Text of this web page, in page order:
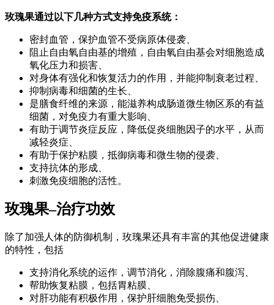
玫瑰果通过以下几种方式支持免疫系统：
密封血管，保护血管不受病原体侵袭、
阻止自由氧自由基的增殖，自由氧自由基会对细胞造成
氧化压力和损害、
对身体有强化和恢复活力的作用，并能抑制衰老过程、
抑制病毒和细菌的生长、
是膳食纤维的来源，能滋养构成肠道微生物区系的有益
细菌，对免疫力有重大影响、
有助于调节炎症反应，降低促炎细胞因子的水平，从而
减轻炎症、
有助于保护粘膜，抵御病毒和微生物的侵袭、
支持抗体的形成、
刺激免疫细胞的活性。
玫瑰果–治疗功效
除了加强人体的防御机制，玫瑰果还具有丰富的其他促进健康
的特性，包括
支持消化系统的运作，调节消化，消除腹痛和腹泻、
帮助恢复粘膜，包括胃粘膜、
对肝功能有积极作用，保护肝细胞免受损伤、